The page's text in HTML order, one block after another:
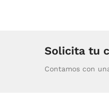
Solicita tu
Contamos con